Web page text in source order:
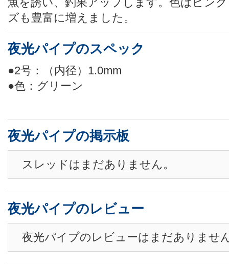
ズも豊富に増えました。
夜光パイプのスペック
●2号：（内径）1.0mm
●色：グリーン
夜光パイプの掲示板
スレッドはまだありません。
夜光パイプのレビュー
夜光パイプのレビューはまだありませ